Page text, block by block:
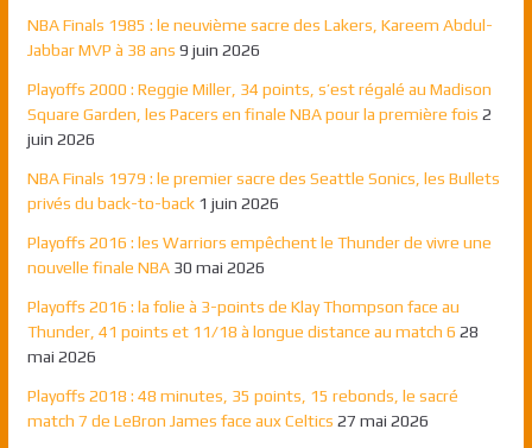
NBA Finals 1985 : le neuvième sacre des Lakers, Kareem Abdul-
Jabbar MVP à 38 ans 9 juin 2026
Playoffs 2000 : Reggie Miller, 34 points, s’est régalé au Madison
Square Garden, les Pacers en finale NBA pour la première fois 2
juin 2026
NBA Finals 1979 : le premier sacre des Seattle Sonics, les Bullets
privés du back-to-back 1 juin 2026
Playoffs 2016 : les Warriors empêchent le Thunder de vivre une
nouvelle finale NBA 30 mai 2026
Playoffs 2016 : la folie à 3-points de Klay Thompson face au
Thunder, 41 points et 11/18 à longue distance au match 6 28
mai 2026
Playoffs 2018 : 48 minutes, 35 points, 15 rebonds, le sacré
match 7 de LeBron James face aux Celtics 27 mai 2026